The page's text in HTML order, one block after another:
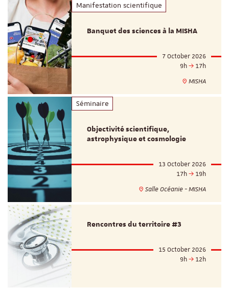
Manifestation scientifique
Banquet des sciences à la MISHA
7 October 2026
9h
17h
MISHA
Séminaire
Objectivité scientifique,
astrophysique et cosmologie
13 October 2026
17h
19h
Salle Océanie - MISHA
Rencontres du territoire #3
15 October 2026
9h
12h